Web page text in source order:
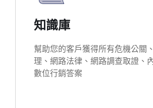
知識庫
幫助您的客戶獲得所有危機公關
理、網路法律、網路調查取證、
數位行銷答案